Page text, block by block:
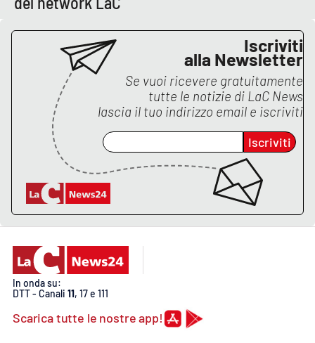
Android Iscriviti
alla Newsletter
Se vuoi ricevere gratuitamente
tutte le notizie di LaC News
lascia il tuo indirizzo email e iscriviti
Iscriviti
In onda su:
DTT - Canali 11, 17 e 111
Scarica tutte le nostre app!